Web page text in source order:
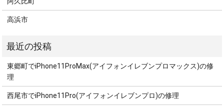
高浜市
東郷町でiPhone11ProMax(アイフォンイレブンプロマックス)の修
理
西尾市でiPhone11Pro(アイフォンイレブンプロ)の修理